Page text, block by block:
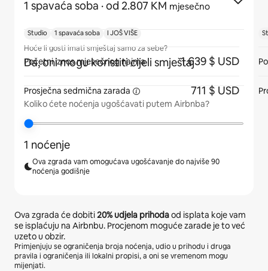
1 spavaća soba · od 2.807 KM mjesečno
Hoće li gosti imati smještaj samo za sebe?
Da, oni mogu koristiti cijeli smještaj
Koliko ćete noćenja ugošćavati putem Airbnba?
1 noćenje
Ova zgrada vam omogućava ugošćavanje do najviše 90
noćenja godišnje
Ova zgrada će dobiti20%udjela prihodaod isplata koje vam
se isplaćuju na Airbnbu. Procjenom moguće zarade je to već
uzeto u obzir.
Primjenjuju se ograničenja broja noćenja, udio u prihodu i druga
pravila i ograničenja ili lokalni propisi, a oni se vremenom mogu
mijenjati.
Studio 1 spavaća soba I JOŠ VIŠE
Početni iznos mjesečnog najma 1.639 $ USD
Prosječna sedmična zarada 711 $ USD